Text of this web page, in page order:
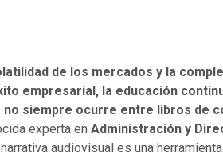
de los mercados y la
empresarial, la educación
siempre ocurre entre libros de
experta en Administración y
audiovisual es una